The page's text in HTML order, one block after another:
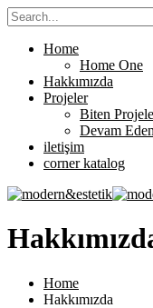
Home
Home One
Hakkımızda
Projeler
Biten
Devam
iletişim
corner katalog
Home
Hakkımızda